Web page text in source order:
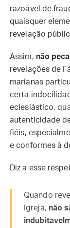
razoável de
quaisquer
revelação
Assim, não
revelações de
marianas
certa
eclesiástico,
autenticidade
fiéis,
e conformes à
Diz a esse
Quando
Igreja, não